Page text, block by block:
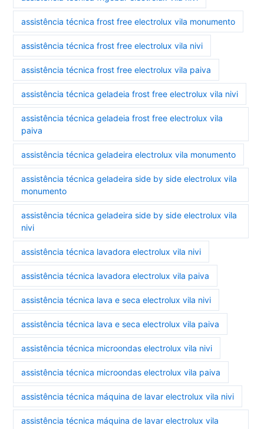
assistência técnica frost free electrolux vila monumento
assistência técnica frost free electrolux vila nivi
assistência técnica frost free electrolux vila paiva
assistência técnica geladeia frost free electrolux vila nivi
assistência técnica geladeia frost free electrolux vila
paiva
assistência técnica geladeira electrolux vila monumento
assistência técnica geladeira side by side electrolux vila
monumento
assistência técnica geladeira side by side electrolux vila
nivi
assistência técnica lavadora electrolux vila nivi
assistência técnica lavadora electrolux vila paiva
assistência técnica lava e seca electrolux vila nivi
assistência técnica lava e seca electrolux vila paiva
assistência técnica microondas electrolux vila nivi
assistência técnica microondas electrolux vila paiva
assistência técnica máquina de lavar electrolux vila nivi
assistência técnica máquina de lavar electrolux vila